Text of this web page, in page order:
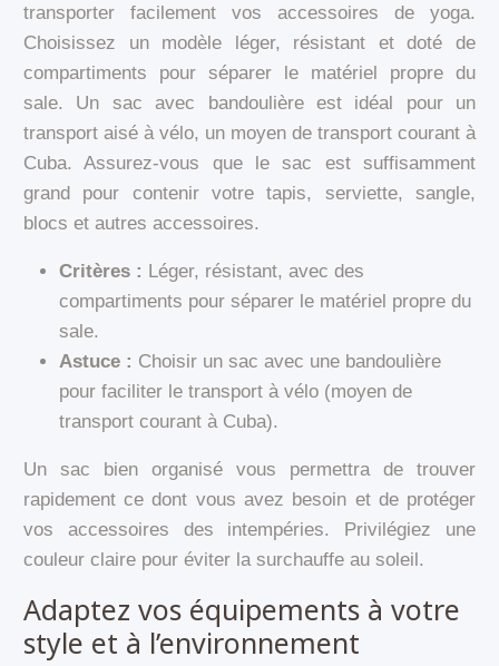
transporter facilement vos accessoires de yoga.
Choisissez un modèle léger, résistant et doté de
compartiments pour séparer le matériel propre du
sale. Un sac avec bandoulière est idéal pour un
transport aisé à vélo, un moyen de transport courant à
Cuba. Assurez-vous que le sac est suffisamment
grand pour contenir votre tapis, serviette, sangle,
blocs et autres accessoires.
Critères : Léger, résistant, avec des
compartiments pour séparer le matériel propre du
sale.
Astuce : Choisir un sac avec une bandoulière
pour faciliter le transport à vélo (moyen de
transport courant à Cuba).
Un sac bien organisé vous permettra de trouver
rapidement ce dont vous avez besoin et de protéger
vos accessoires des intempéries. Privilégiez une
couleur claire pour éviter la surchauffe au soleil.
Adaptez vos équipements à votre
style et à l’environnement